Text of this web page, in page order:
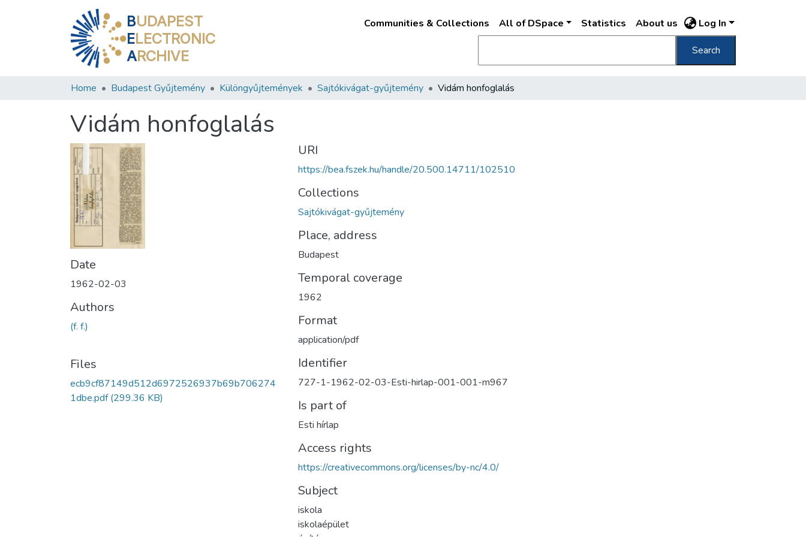
BUDAPEST
ELECTRONIC
ARCHIVE
Communities & Collections All of DSpace Statistics About us Log In
Search
Home Budapest Gyűjtemény Különgyűjtemények Sajtókivágat-gyűjtemény Vidám honfoglalás
Vidám honfoglalás
Date
1962-02-03
Authors
(f. f.)
Files
ecb9cf87149d512d6972526937b69b706274
1dbe.pdf(299.36 KB)
URI
https://bea.fszek.hu/handle/20.500.14711/102510
Collections
Sajtókivágat-gyűjtemény
Place, address
Budapest
Temporal coverage
1962
Format
application/pdf
Identifier
727-1-1962-02-03-Esti-hirlap-001-001-m967
Is part of
Esti hírlap
Access rights
https://creativecommons.org/licenses/by-nc/4.0/
Subject
iskola
iskolaépület